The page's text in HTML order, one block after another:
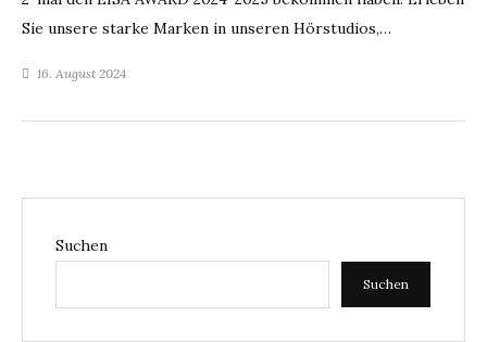
Sie unsere starke Marken in unseren Hörstudios,…
16. August 2024
Suchen
Suchen